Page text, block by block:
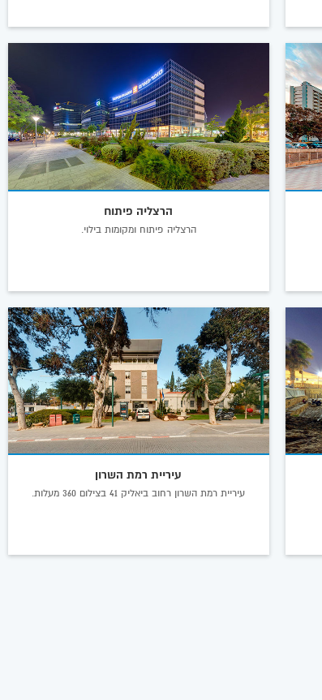
הרצליה פיתוח
הרצליה פיתוח ומקומות בילוי.
עיריית רמת השרון
עיריית רמת השרון רחוב ביאליק 41 בצילום 360 מעלות.